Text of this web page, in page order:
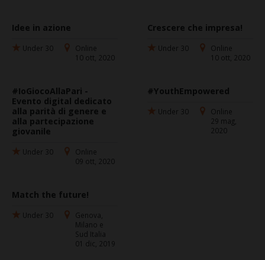
Idee in azione
Under 30
Online
10 ott, 2020
Crescere che impresa!
Under 30
Online
10 ott, 2020
#IoGiocoAllaPari -
Evento digital dedicato
alla parità di genere e
alla partecipazione
giovanile
Under 30
Online
09 ott, 2020
#YouthEmpowered
Under 30
Online
29 mag,
2020
Match the future!
Under 30
Genova,
Milano e
Sud Italia
01 dic, 2019